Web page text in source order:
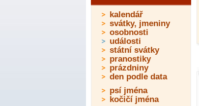
kalendář
svátky, jmeniny
osobnosti
události
státní svátky
pranostiky
prázdniny
den podle data
psí jména
kočičí jména